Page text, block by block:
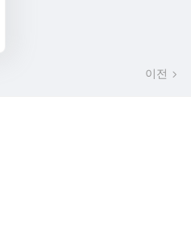
이전